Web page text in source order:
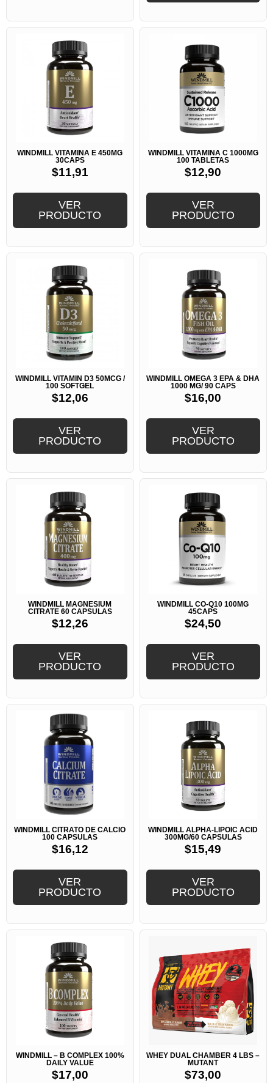
WINDMILL VITAMINA E 450MG
30CAPS
$11,91
VER
PRODUCTO
WINDMILL VITAMINA C 1000MG
100 TABLETAS
$12,90
VER
PRODUCTO
WINDMILL VITAMIN D3 50MCG /
100 SOFTGEL
$12,06
VER
PRODUCTO
WINDMILL OMEGA 3 EPA & DHA
1000 MG/ 90 CAPS
$16,00
VER
PRODUCTO
WINDMILL MAGNESIUM
CITRATE 60 CAPSULAS
$12,26
VER
PRODUCTO
WINDMILL CO-Q10 100MG
45CAPS
$24,50
VER
PRODUCTO
WINDMILL CITRATO DE CALCIO
100 CAPSULAS
$16,12
VER
PRODUCTO
WINDMILL ALPHA-LIPOIC ACID
300MG/60 CAPSULAS
$15,49
VER
PRODUCTO
WINDMILL – B COMPLEX 100%
DAILY VALUE
$17,00
WHEY DUAL CHAMBER 4 LBS –
MUTANT
$73,00